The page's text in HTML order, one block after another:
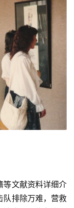
等文献资料详细介
队排除万难，营救